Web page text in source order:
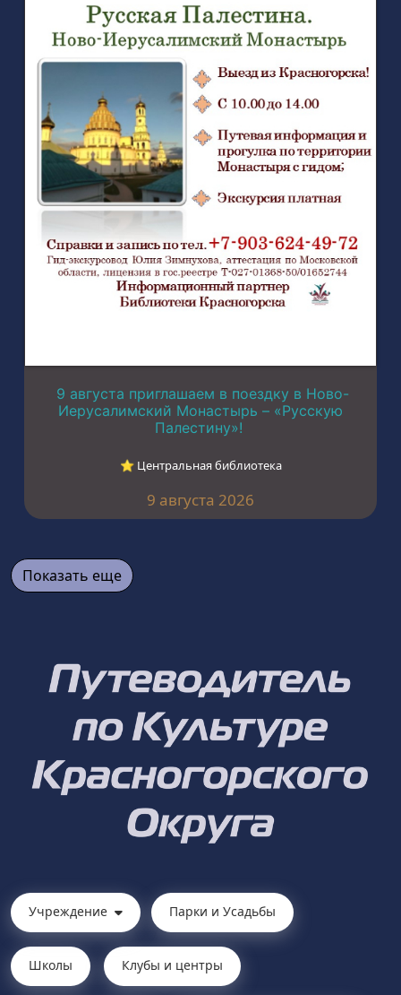
9 августа приглашаем в поездку в Ново-
Иерусалимский Монастырь – «Русскую
Палестину»!
⭐︎ Центральная библиотека
9 августа 2026
Показать еще
Учреждение Парки и Усадьбы
Школы Клубы и центры